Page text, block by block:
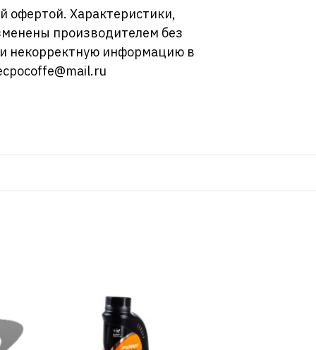
офертой. Характеристики,
производителем без
некорректную информацию в